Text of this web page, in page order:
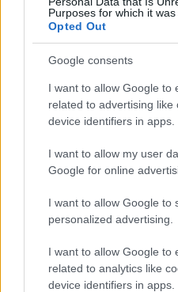
Purposes for which it was
Opted Out
Google consents
I want to allow Google to
related to advertising like
device identifiers in apps.
I want to allow my user
Google for online
I want to allow Google to
personalized advertising.
I want to allow Google to
related to analytics like
device identifiers in apps.
daGoogle
F
ce
o
o
k
T
it
te
r
Pi
te
re
st
W
at
s
A
p
p
Articolo
NOTIZIE RECENTI